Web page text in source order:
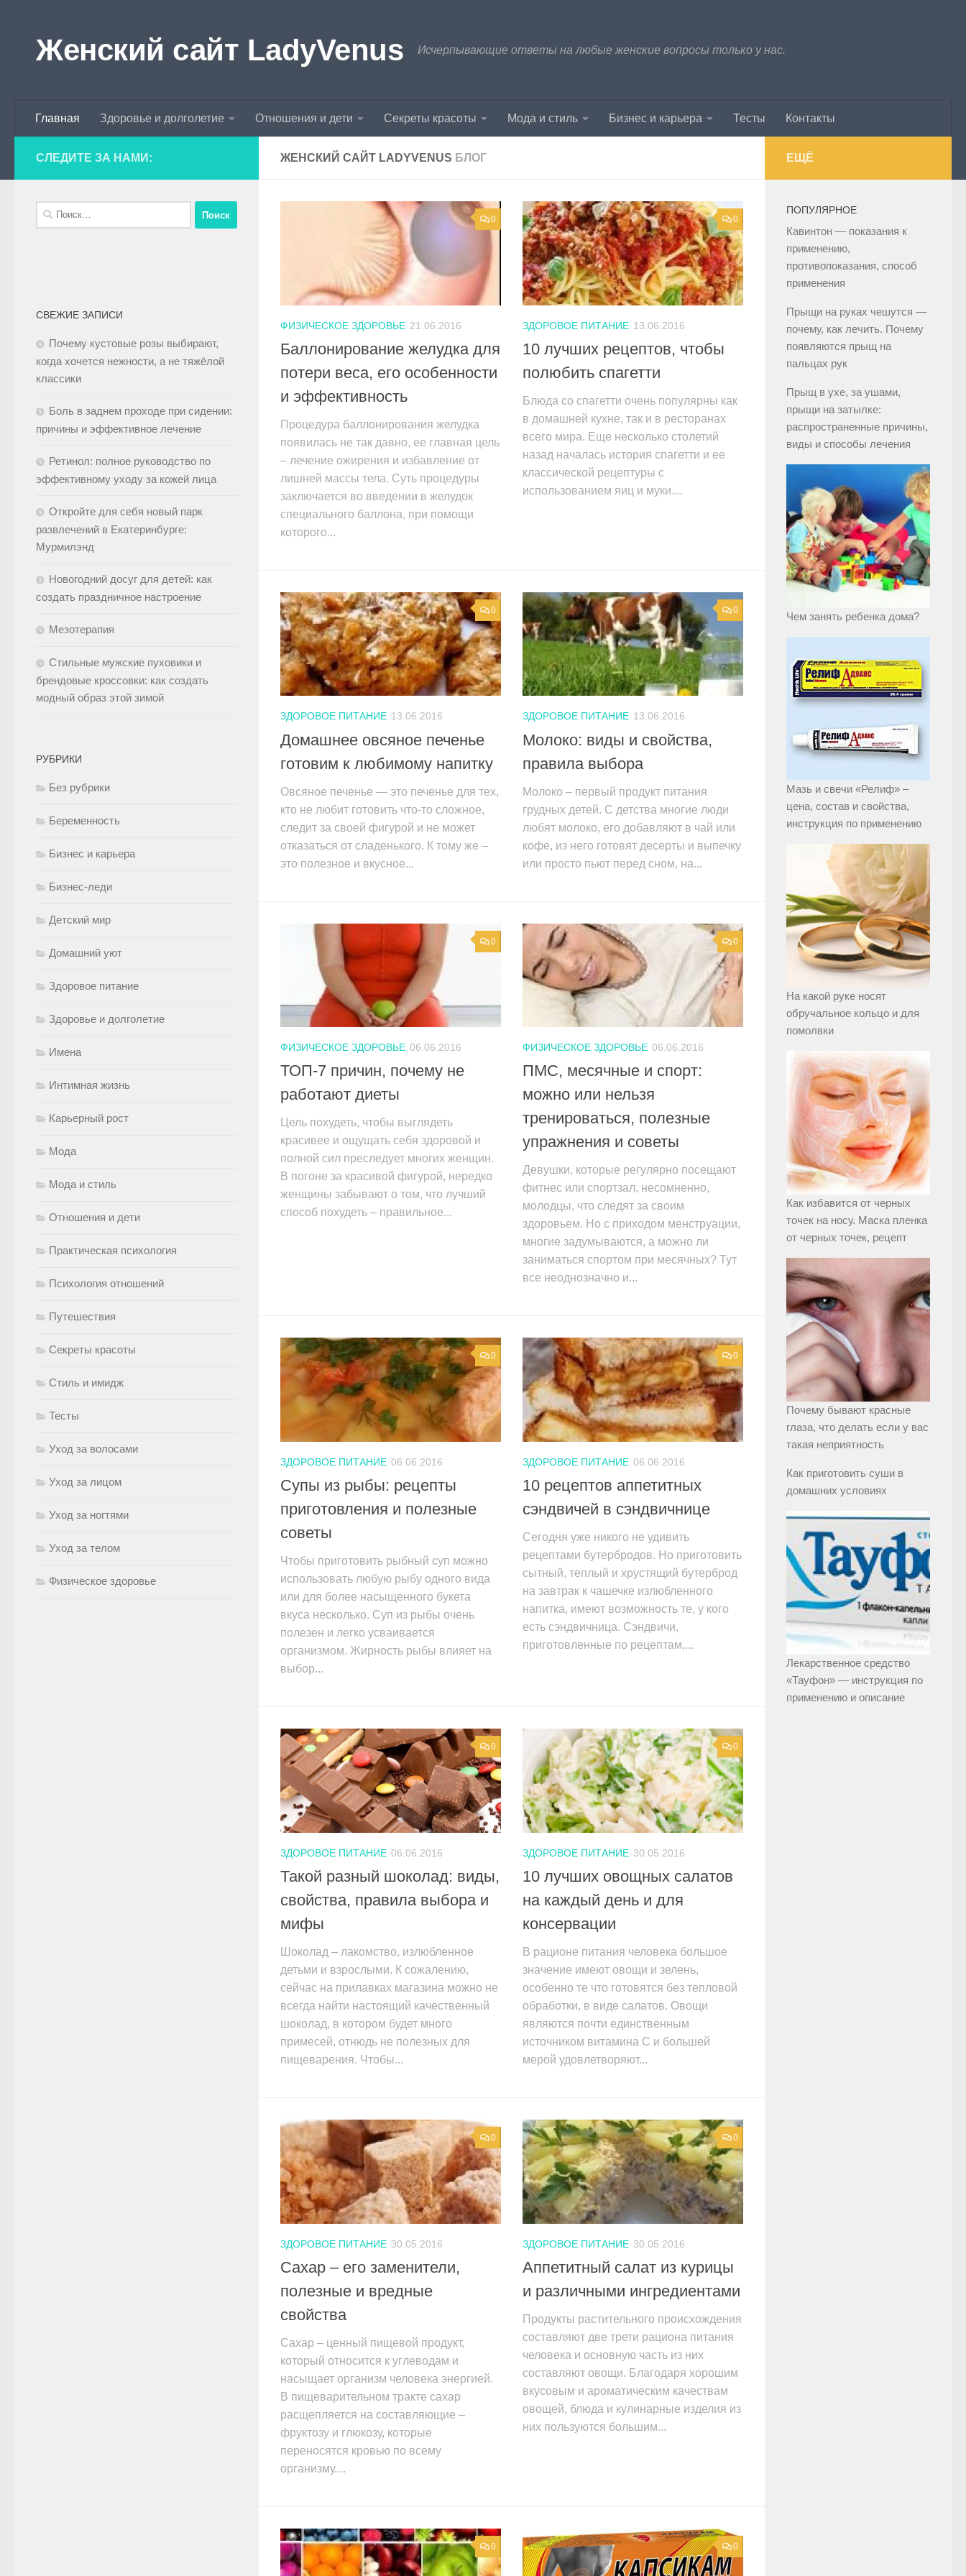
Женский сайт LadyVenus Исчерпывающие ответы на любые женские вопросы только у нас.
Главная Здоровье и долголетие Отношения и дети Секреты красоты Мода и стиль Бизнес и карьера Тесты Контакты
ЖЕНСКИЙ САЙТ LADYVENUS БЛОГ
0
ФИЗИЧЕСКОЕ ЗДОРОВЬЕ 21.06.2016
Баллонирование желудка для
потери веса, его особенности
и эффективность
Процедура баллонирования желудка
появилась не так давно, ее главная цель
– лечение ожирения и избавление от
лишней массы тела. Суть процедуры
заключается во введении в желудок
специального баллона, при помощи
которого...
0
ЗДОРОВОЕ ПИТАНИЕ 13.06.2016
10 лучших рецептов, чтобы
полюбить спагетти
Блюда со спагетти очень популярны как
в домашней кухне, так и в ресторанах
всего мира. Еще несколько столетий
назад началась история спагетти и ее
классической рецептуры с
использованием яиц и муки....
0
ЗДОРОВОЕ ПИТАНИЕ 13.06.2016
Домашнее овсяное печенье
готовим к любимому напитку
Овсяное печенье — это печенье для тех,
кто не любит готовить что-то сложное,
следит за своей фигурой и не может
отказаться от сладенького. К тому же –
это полезное и вкусное...
0
ЗДОРОВОЕ ПИТАНИЕ 13.06.2016
Молоко: виды и свойства,
правила выбора
Молоко – первый продукт питания
грудных детей. С детства многие люди
любят молоко, его добавляют в чай или
кофе, из него готовят десерты и выпечку
или просто пьют перед сном, на...
0
ФИЗИЧЕСКОЕ ЗДОРОВЬЕ 06.06.2016
ТОП-7 причин, почему не
работают диеты
Цель похудеть, чтобы выглядеть
красивее и ощущать себя здоровой и
полной сил преследует многих женщин.
В погоне за красивой фигурой, нередко
женщины забывают о том, что лучший
способ похудеть – правильное...
0
ФИЗИЧЕСКОЕ ЗДОРОВЬЕ 06.06.2016
ПМС, месячные и спорт:
можно или нельзя
тренироваться, полезные
упражнения и советы
Девушки, которые регулярно посещают
фитнес или спортзал, несомненно,
молодцы, что следят за своим
здоровьем. Но с приходом менструации,
многие задумываются, а можно ли
заниматься спортом при месячных? Тут
все неоднозначно и...
0
ЗДОРОВОЕ ПИТАНИЕ 06.06.2016
Супы из рыбы: рецепты
приготовления и полезные
советы
Чтобы приготовить рыбный суп можно
использовать любую рыбу одного вида
или для более насыщенного букета
вкуса несколько. Суп из рыбы очень
полезен и легко усваивается
организмом. Жирность рыбы влияет на
выбор...
0
ЗДОРОВОЕ ПИТАНИЕ 06.06.2016
10 рецептов аппетитных
сэндвичей в сэндвичнице
Сегодня уже никого не удивить
рецептами бутербродов. Но приготовить
сытный, теплый и хрустящий бутерброд
на завтрак к чашечке излюбленного
напитка, имеют возможность те, у кого
есть сэндвичница. Сэндвичи,
приготовленные по рецептам,...
0
ЗДОРОВОЕ ПИТАНИЕ 06.06.2016
Такой разный шоколад: виды,
свойства, правила выбора и
мифы
Шоколад – лакомство, излюбленное
детьми и взрослыми. К сожалению,
сейчас на прилавках магазина можно не
всегда найти настоящий качественный
шоколад, в котором будет много
примесей, отнюдь не полезных для
пищеварения. Чтобы...
0
ЗДОРОВОЕ ПИТАНИЕ 30.05.2016
10 лучших овощных салатов
на каждый день и для
консервации
В рационе питания человека большое
значение имеют овощи и зелень,
особенно те что готовятся без тепловой
обработки, в виде салатов. Овощи
являются почти единственным
источником витамина С и большей
мерой удовлетворяют...
0
ЗДОРОВОЕ ПИТАНИЕ 30.05.2016
Сахар – его заменители,
полезные и вредные
свойства
Сахар – ценный пищевой продукт,
который относится к углеводам и
насыщает организм человека энергией.
В пищеварительном тракте сахар
расщепляется на составляющие –
фруктозу и глюкозу, которые
переносятся кровью по всему
организму....
0
ЗДОРОВОЕ ПИТАНИЕ 30.05.2016
Аппетитный салат из курицы
и различными ингредиентами
Продукты растительного происхождения
составляют две трети рациона питания
человека и основную часть из них
составляют овощи. Благодаря хорошим
вкусовым и ароматическим качествам
овощей, блюда и кулинарные изделия из
них пользуются большим...
0 0
СЛЕДИТЕ ЗА НАМИ:
СВЕЖИЕ ЗАПИСИ
Почему кустовые розы выбирают,
когда хочется нежности, а не тяжёлой
классики
Боль в заднем проходе при сидении:
причины и эффективное лечение
Ретинол: полное руководство по
эффективному уходу за кожей лица
Откройте для себя новый парк
развлечений в Екатеринбурге:
Мурмилэнд
Новогодний досуг для детей: как
создать праздничное настроение
Мезотерапия
Стильные мужские пуховики и
брендовые кроссовки: как создать
модный образ этой зимой
РУБРИКИ
Без рубрики
Беременность
Бизнес и карьера
Бизнес-леди
Детский мир
Домашний уют
Здоровое питание
Здоровье и долголетие
Имена
Интимная жизнь
Карьерный рост
Мода
Мода и стиль
Отношения и дети
Практическая психология
Психология отношений
Путешествия
Секреты красоты
Стиль и имидж
Тесты
Уход за волосами
Уход за лицом
Уход за ногтями
Уход за телом
Физическое здоровье
ЕЩЁ
ПОПУЛЯРНОЕ
Кавинтон — показания к
применению,
противопоказания, способ
применения
Прыщи на руках чешутся —
почему, как лечить. Почему
появляются прыщ на
пальцах рук
Прыщ в ухе, за ушами,
прыщи на затылке:
распространенные причины,
виды и способы лечения
Чем занять ребенка дома?
Мазь и свечи «Релиф» –
цена, состав и свойства,
инструкция по применению
На какой руке носят
обручальное кольцо и для
помолвки
Как избавится от черных
точек на носу. Маска пленка
от черных точек, рецепт
Почему бывают красные
глаза, что делать если у вас
такая неприятность
Как приготовить суши в
домашних условиях
Лекарственное средство
«Тауфон» — инструкция по
применению и описание